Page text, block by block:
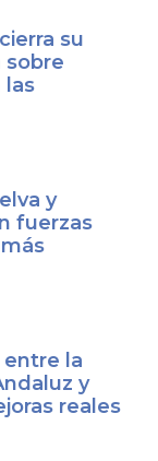
su
sobre
las
y
fuerzas
entre la
y
reales